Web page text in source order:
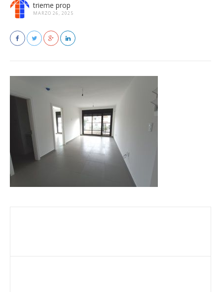
trieme prop
MARZO 26, 2025